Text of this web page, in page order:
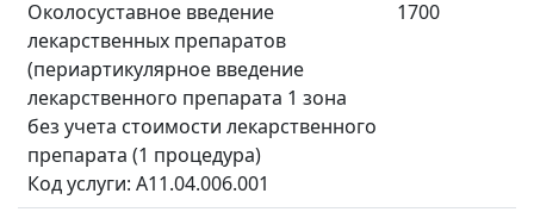
Околосуставное введение
лекарственных препаратов
(периартикулярное введение
лекарственного препарата 1 зона
без учета стоимости лекарственного
препарата (1 процедура)
Код услуги: A11.04.006.001
1700